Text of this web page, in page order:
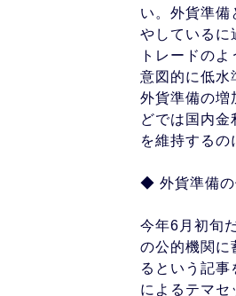
い。外貨準備
やしているに
トレードの
意図的に低水
外貨準備の増
どでは国内
を維持する
◆ 外貨準備
今年6月初旬
の公的機関に
るという記
によるテマセ